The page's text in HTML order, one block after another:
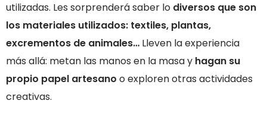
utilizadas. Les sorprenderá saber lo diversos que son
los materiales utilizados: textiles, plantas,
excrementos de animales… Lleven la experiencia
más allá: metan las manos en la masa y hagan su
propio papel artesano o exploren otras actividades
creativas.